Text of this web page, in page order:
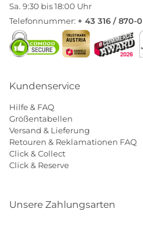
Sa. 9:30 bis 18:00 Uhr
Telefonnummer: + 43 316 / 870-0
Kundenservice
Hilfe & FAQ
Größentabellen
Versand & Lieferung
Retouren & Reklamationen FAQ
Click & Collect
Click & Reserve
Unsere Zahlungsarten